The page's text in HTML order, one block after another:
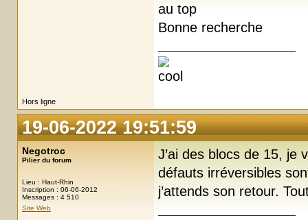
au top
Bonne recherche
Hors ligne
19-06-2022 19:51:59
Negotroc
Pilier du forum
Lieu : Haut-Rhin
Inscription : 06-06-2012
Messages : 4 510
Site Web
J’ai des blocs de 15, je
défauts irréversibles
j’attends son retour.